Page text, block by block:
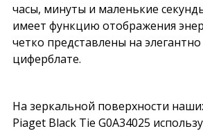
часы, минуты и маленькие
имеет функцию отображения
четко представлены на
циферблате.
На зеркальной поверхности
Piaget Black Tie G0A34025